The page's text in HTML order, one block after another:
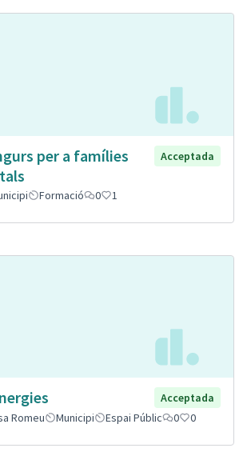
per a famílies
Acceptada
Formació 0 1
Acceptada
Romeu
Municipi Espai Públic 0 0